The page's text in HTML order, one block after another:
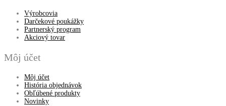
Výrobcovia
Darčekové poukážky
Partnerský program
Akciový tovar
Môj účet
Môj účet
História objednávok
Obľúbené produkty
Novinky